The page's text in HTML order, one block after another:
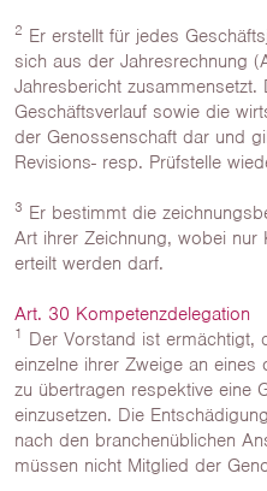
2 Er erstellt für jedes
sich aus der Jahresrechnung
Jahresbericht
Geschäftsverlauf sowie die
der Genossenschaft dar und
Revisions- resp. Prüfstelle
3 Er bestimmt die
Art ihrer Zeichnung, wobei nur
erteilt werden darf.
Art. 30 Kompetenzdelegation
1 Der Vorstand ist ermächtigt,
einzelne ihrer Zweige an
zu übertragen respektive eine
einzusetzen. Die
nach den branchenüblichen
müssen nicht Mitglied der